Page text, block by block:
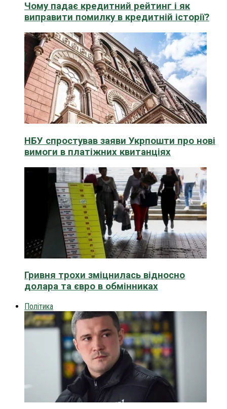
Чому падає кредитний рейтинг і як
виправити помилку в кредитній історії?
НБУ спростував заяви Укрпошти про нові
вимоги в платіжних квитанціях
Гривня трохи зміцнилась відносно
долара та євро в обмінниках
Політика